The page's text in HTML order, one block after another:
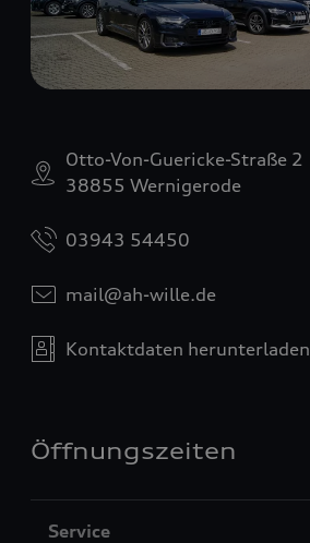
Otto-Von-Guericke-Straße 2
38855 Wernigerode
03943 54450
mail@ah-wille.de
Kontaktdaten herunterladen
Öffnungszeiten
Service